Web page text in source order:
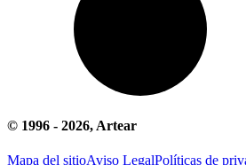
© 1996 - 2026, Artear
Mapa del sitioAviso LegalPolíticas de